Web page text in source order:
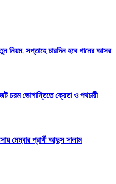
নিয়ম, সপ্তাহে চারদিন হবে গানের আসর
চরম ভোগান্তিতে ক্রেতা ও পথচারী
মেম্বার প্রার্থী আব্দুস সালাম